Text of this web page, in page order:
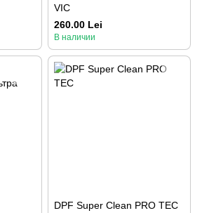
VIC
260.00 Lei
В наличии
DPF Super Clean PRO TEC